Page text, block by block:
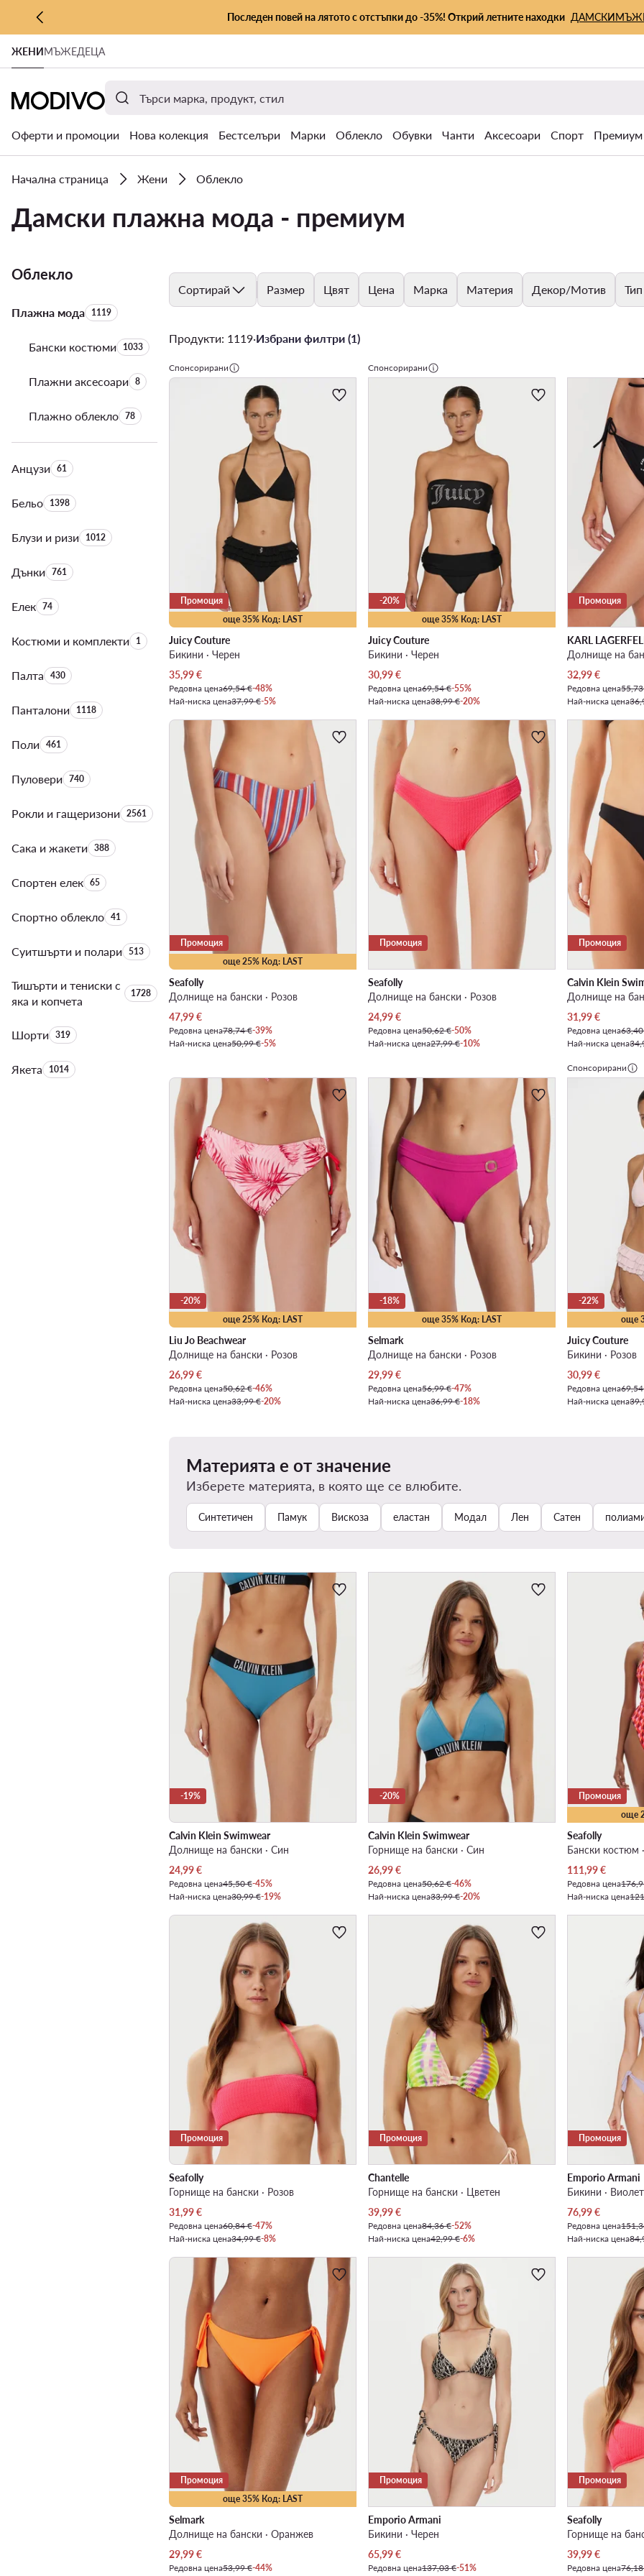
КЪМ ОСНОВНОТО СЪДЪРЖАНИЕ
КЪМ ТЪРСЕНЕ
Последен повей на лятото с отстъпки до -35%! Открий летните находки ДАМСКИ
ЖЕНИМЪЖЕДЕЦА
Оферти и промоции Нова колекция Бестселъри Марки Облекло Обувки Чанти Аксесоари Спорт Премиум
Начална страница Жени Облекло
Дамски плажна мода - премиум
Облекло
Плажна модаБрой на продуктите:
1119
Бански костюмиБрой на продуктите:
1033
Плажни аксесоариБрой на продуктите:
8
Плажно облеклоБрой на продуктите:
78
АнцузиБрой на продуктите:
61
БельоБрой на продуктите:
1398
Блузи и ризиБрой на продуктите:
1012
ДънкиБрой на продуктите:
761
ЕлекБрой на продуктите:
74
Костюми и комплектиБрой на продуктите:
1
ПалтаБрой на продуктите:
430
ПанталониБрой на продуктите:
1118
ПолиБрой на продуктите:
461
ПуловериБрой на продуктите:
740
Рокли и гащеризониБрой на продуктите:
2561
Сака и жакетиБрой на продуктите:
388
Спортен елекБрой на продуктите:
65
Спортно облеклоБрой на продуктите:
41
Суитшърти и полариБрой на продуктите:
513
Тишърти и тениски с
яка и копчета
Брой на продуктите:
1728
ШортиБрой на продуктите:
319
ЯкетаБрой на продуктите:
1014
Сортирай Размер Цвят Цена Марка Материя Декор/Мотив
Продукти: 1119·Избрани филтри (1)
Спонсорирани
още 35% Код: LAST
Промоция
Juicy Couture
Бикини · Черен
Актуална цена
35,99€
Редовна цена69,54 €-48%
Най-ниска цена37,99 €-5%
Спонсорирани
още 35% Код: LAST
-20%
Juicy Couture
Бикини · Черен
Актуална цена
30,99€
Редовна цена69,54 €-55%
Най-ниска цена38,99 €-20%
Промоция
KARL
Долнище на
Актуална цена
32,99€
Редовна цена
Най-ниска цена
още 25% Код: LAST
Промоция
Seafolly
Долнище на бански · Розов
Актуална цена
47,99€
Редовна цена78,74 €-39%
Най-ниска цена50,99 €-5%
Промоция
Seafolly
Долнище на бански · Розов
Актуална цена
24,99€
Редовна цена50,62 €-50%
Най-ниска цена27,99 €-10%
Промоция
Calvin Klein
Долнище на
Актуална цена
31,99€
Редовна цена
Най-ниска цена
още 25% Код: LAST
-20%
Liu Jo Beachwear
Долнище на бански · Розов
Актуална цена
26,99€
Редовна цена50,62 €-46%
Най-ниска цена33,99 €-20%
още 35% Код: LAST
-18%
Selmark
Долнище на бански · Розов
Актуална цена
29,99€
Редовна цена56,99 €-47%
Най-ниска цена36,99 €-18%
Спонсорирани
още
-22%
Juicy Couture
Бикини · Розов
Актуална цена
30,99€
Редовна цена
Най-ниска цена
Материята е от значение
Изберете материята, в която ще се влюбите.
Синтетичен Памук Вискоза еластан Модал Лен Сатен
-19%
Calvin Klein Swimwear
Долнище на бански · Син
Актуална цена
24,99€
Редовна цена45,50 €-45%
Най-ниска цена30,99 €-19%
-20%
Calvin Klein Swimwear
Горнище на бански · Син
Актуална цена
26,99€
Редовна цена50,62 €-46%
Най-ниска цена33,99 €-20%
още
Промоция
Seafolly
Бански костюм
Актуална цена
111,99€
Редовна цена
Най-ниска цена
Промоция
Seafolly
Горнище на бански · Розов
Актуална цена
31,99€
Редовна цена60,84 €-47%
Най-ниска цена34,99 €-8%
Промоция
Chantelle
Горнище на бански · Цветен
Актуална цена
39,99€
Редовна цена84,36 €-52%
Най-ниска цена42,99 €-6%
Промоция
Emporio Armani
Бикини ·
Актуална цена
76,99€
Редовна цена
Най-ниска цена
още 35% Код: LAST
Промоция
Selmark
Долнище на бански · Оранжев
Актуална цена
29,99€
Редовна цена53,99 €-44%
Промоция
Emporio Armani
Бикини · Черен
Актуална цена
65,99€
Редовна цена137,03 €-51%
Промоция
Seafolly
Горнище на
Актуална цена
39,99€
Редовна цена